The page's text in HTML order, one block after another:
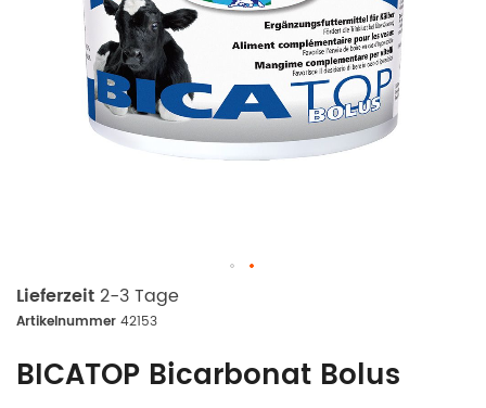
Lieferzeit 2-3 Tage
Artikelnummer 42153
BICATOP Bicarbonat Bolus